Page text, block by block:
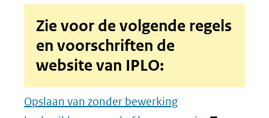
(verwijst
naar
andere
website)
Zie voor de volgende regels
en voorschriften de
website van IPLO:
Opslaan van zonder bewerking